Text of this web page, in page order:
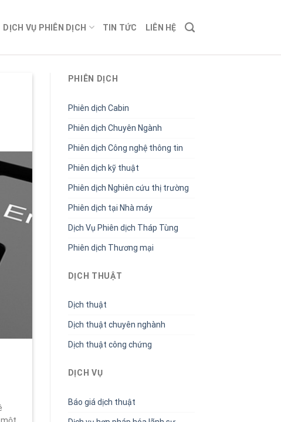
DỊCH VỤ PHIÊN DỊCH TIN TỨC LIÊN HỆ
một
PHIÊN DỊCH
Phiên dịch Cabin
Phiên dịch Chuyên Ngành
Phiên dịch Công nghệ thông tin
Phiên dịch kỹ thuật
Phiên dịch Nghiên cứu thị trường
Phiên dịch tại Nhà máy
Dịch Vụ Phiên dịch Tháp Tùng
Phiên dịch Thương mại
DỊCH THUẬT
Dịch thuật
Dịch thuật chuyên nghành
Dịch thuật công chứng
DỊCH VỤ
Báo giá dịch thuật